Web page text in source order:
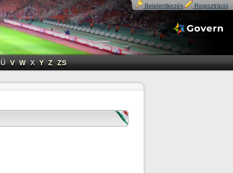
Bejelentkezés Regisztráció
Ü V W X Y Z ZS